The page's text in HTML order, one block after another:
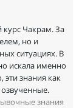
курс Чакрам. За
но и
ситуациях. В
искала именно
эти знания как
знания